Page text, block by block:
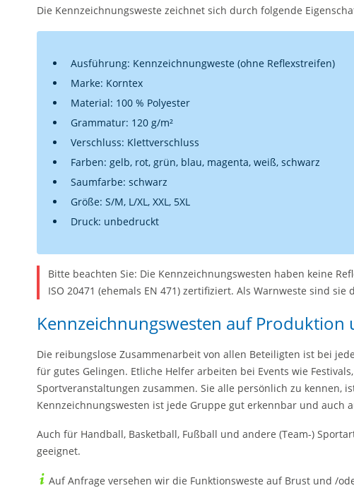
Die Kennzeichnungsweste zeichnet sich durch folgende
Ausführung: Kennzeichnungweste (ohne Reflexstreifen)
Marke: Korntex
Material: 100 % Polyester
Grammatur: 120 g/m²
Verschluss: Klettverschluss
Farben: gelb, rot, grün, blau, magenta, weiß, schwarz
Saumfarbe: schwarz
Größe: S/M, L/XL, XXL, 5XL
Druck: unbedruckt
Bitte beachten Sie: Die Kennzeichnungswesten haben keine
ISO 20471 (ehemals EN 471) zertifiziert. Als Warnweste sind sie
Kennzeichnungswesten auf Produktion
Die reibungslose Zusammenarbeit von allen Beteiligten ist bei
für gutes Gelingen. Etliche Helfer arbeiten bei Events wie
Sportveranstaltungen zusammen. Sie alle persönlich zu kennen,
Kennzeichnungswesten ist jede Gruppe gut erkennbar und auch
Auch für Handball, Basketball, Fußball und andere (Team-)
geeignet.
Auf Anfrage versehen wir die Funktionsweste auf Brust und /